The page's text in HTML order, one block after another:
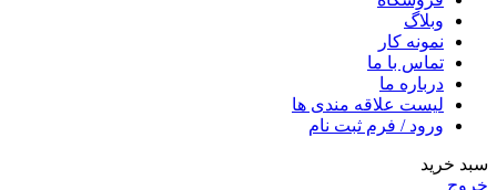
وبلاگ
نمونه کار
تماس با ما
درباره ما
لیست علاقه مندی ها
ورود / فرم ثبت نام
سبد خرید
خروج